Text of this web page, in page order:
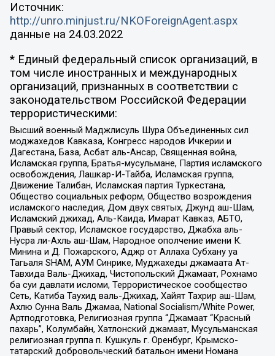
Источник:
http://unro.minjust.ru/NKOForeignAgent.aspx
данные на 24.03.2022
* Единый федеральный список организаций, в
том числе иностранных и международных
организаций, признанных в соответствии с
законодательством Российской Федерации
террористическими:
Высший военный Маджлисуль Шура Объединенных сил
моджахедов Кавказа, Конгресс народов Ичкерии и
Дагестана, База, Асбат аль-Ансар, Священная война,
Исламская группа, Братья-мусульмане, Партия исламского
освобождения, Лашкар-И-Тайба, Исламская группа,
Движение Талибан, Исламская партия Туркестана,
Общество социальных реформ, Общество возрождения
исламского наследия, Дом двух святых, Джунд аш-Шам,
Исламский джихад, Аль-Каида, Имарат Кавказ, АБТО,
Правый сектор, Исламское государство, Джабха аль-
Нусра ли-Ахль аш-Шам, Народное ополчение имени К.
Минина и Д. Пожарского, Аджр от Аллаха Субхану уа
Тагьаля SHAM, АУМ Синрике, Муджахеды джамаата Ат-
Тавхида Валь-Джихад, Чистопольский Джамаат, Рохнамо
ба суи давлати исломи, Террористическое сообщество
Сеть, Катиба Таухид валь-Джихад, Хайят Тахрир аш-Шам,
Ахлю Сунна Валь Джамаа, National Socialism/White Power,
Артподготовка, Религиозная группа “Джамаат “Красный
пахарь”, Колумбайн, Хатлонский джамаат, Мусульманская
религиозная группа п. Кушкуль г. Оренбург, Крымско-
татарский добровольческий батальон имени Номана